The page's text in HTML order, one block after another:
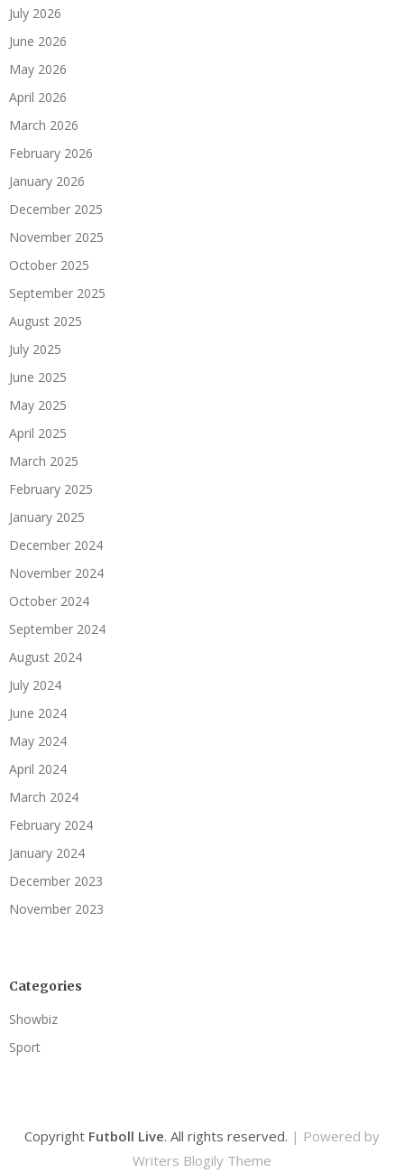
July 2026
June 2026
May 2026
April 2026
March 2026
February 2026
January 2026
December 2025
November 2025
October 2025
September 2025
August 2025
July 2025
June 2025
May 2025
April 2025
March 2025
February 2025
January 2025
December 2024
November 2024
October 2024
September 2024
August 2024
July 2024
June 2024
May 2024
April 2024
March 2024
February 2024
January 2024
December 2023
November 2023
Categories
Showbiz
Sport
Copyright Futboll Live. All rights reserved. | Powered by
Writers Blogily Theme